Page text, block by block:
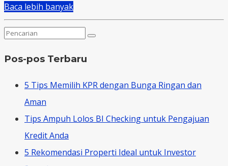
Baca lebih banyak
Pos-pos Terbaru
5 Tips Memilih KPR dengan Bunga Ringan dan
Aman
Tips Ampuh Lolos BI Checking untuk Pengajuan
Kredit Anda
5 Rekomendasi Properti Ideal untuk Investor